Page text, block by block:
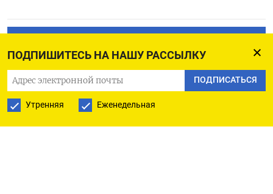
ПОДПИШИТЕСЬ НА НАШУ РАССЫЛКУ
ПОДПИСАТЬСЯ
Утренняя Еженедельная
ПОДПИСАТЬСЯ В GOOGLE